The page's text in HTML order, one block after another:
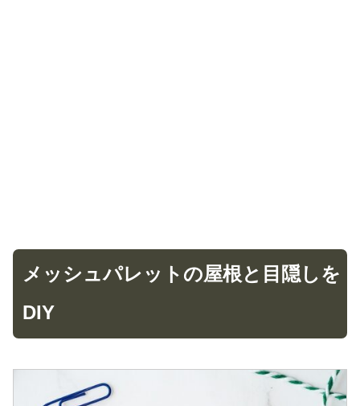
メッシュパレットの屋根と目隠しを
DIY